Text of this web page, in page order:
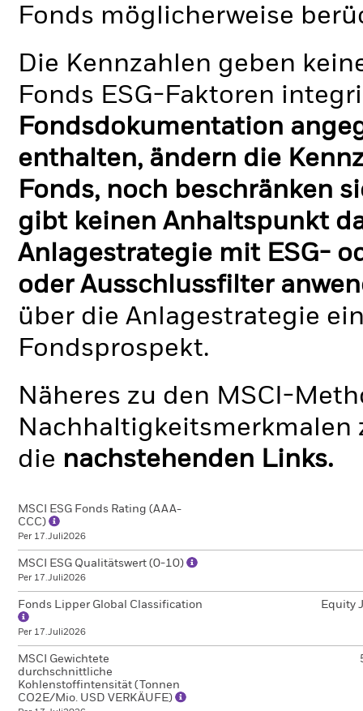
Fonds möglicherweise
Die Kennzahlen geben
Fonds ESG-Faktoren
Fondsdokumentation
enthalten, ändern die
Fonds, noch beschränken
gibt keinen Anhaltspunkt
Anlagestrategie mit ESG-
oder Ausschlussfilter
über die Anlagestrategie
Fondsprospekt.
Näheres zu den MSCI-
Nachhaltigkeitsmerkmalen
die nachstehenden Links.
MSCI ESG Fonds Rating (AAA-
CCC)
Per 17.Juli2026
MSCI ESG Qualitätswert (0-10)
Per 17.Juli2026
Fonds Lipper Global Classification
Per 17.Juli2026
Equity
MSCI Gewichtete
durchschnittliche
Kohlenstoffintensität (Tonnen
CO2E/Mio. USD VERKÄUFE)